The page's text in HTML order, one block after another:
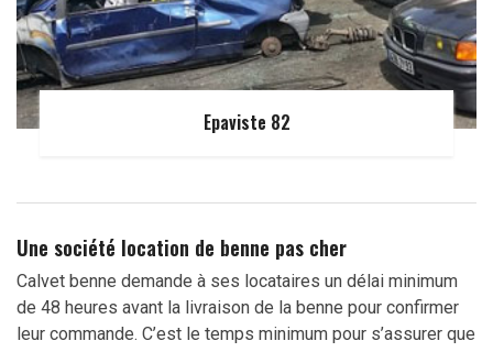
Epaviste 82
Une société location de benne pas cher
Calvet benne demande à ses locataires un délai minimum
de 48 heures avant la livraison de la benne pour confirmer
leur commande. C’est le temps minimum pour s’assurer que